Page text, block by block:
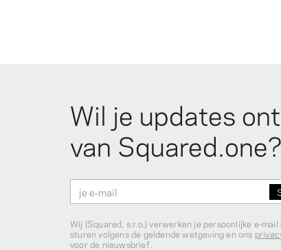
Wil je updates
van Squared.one?
Wij (Squared, s.r.o.) verwerken je persoonlijke
sturen volgens de geldende wetgeving en ons
voor de nieuwsbrief.